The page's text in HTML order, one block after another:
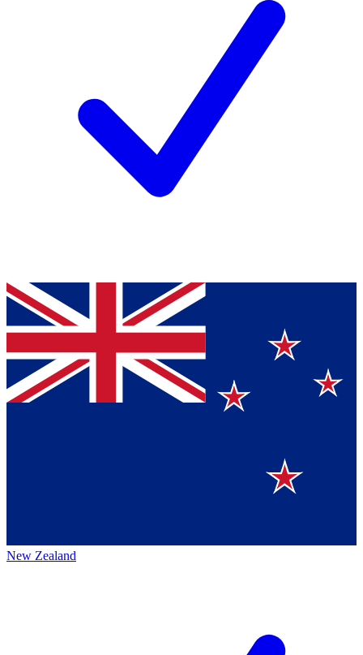
New Zealand